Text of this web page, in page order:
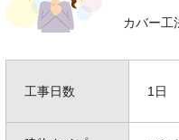
カバー工
工事日数 1日